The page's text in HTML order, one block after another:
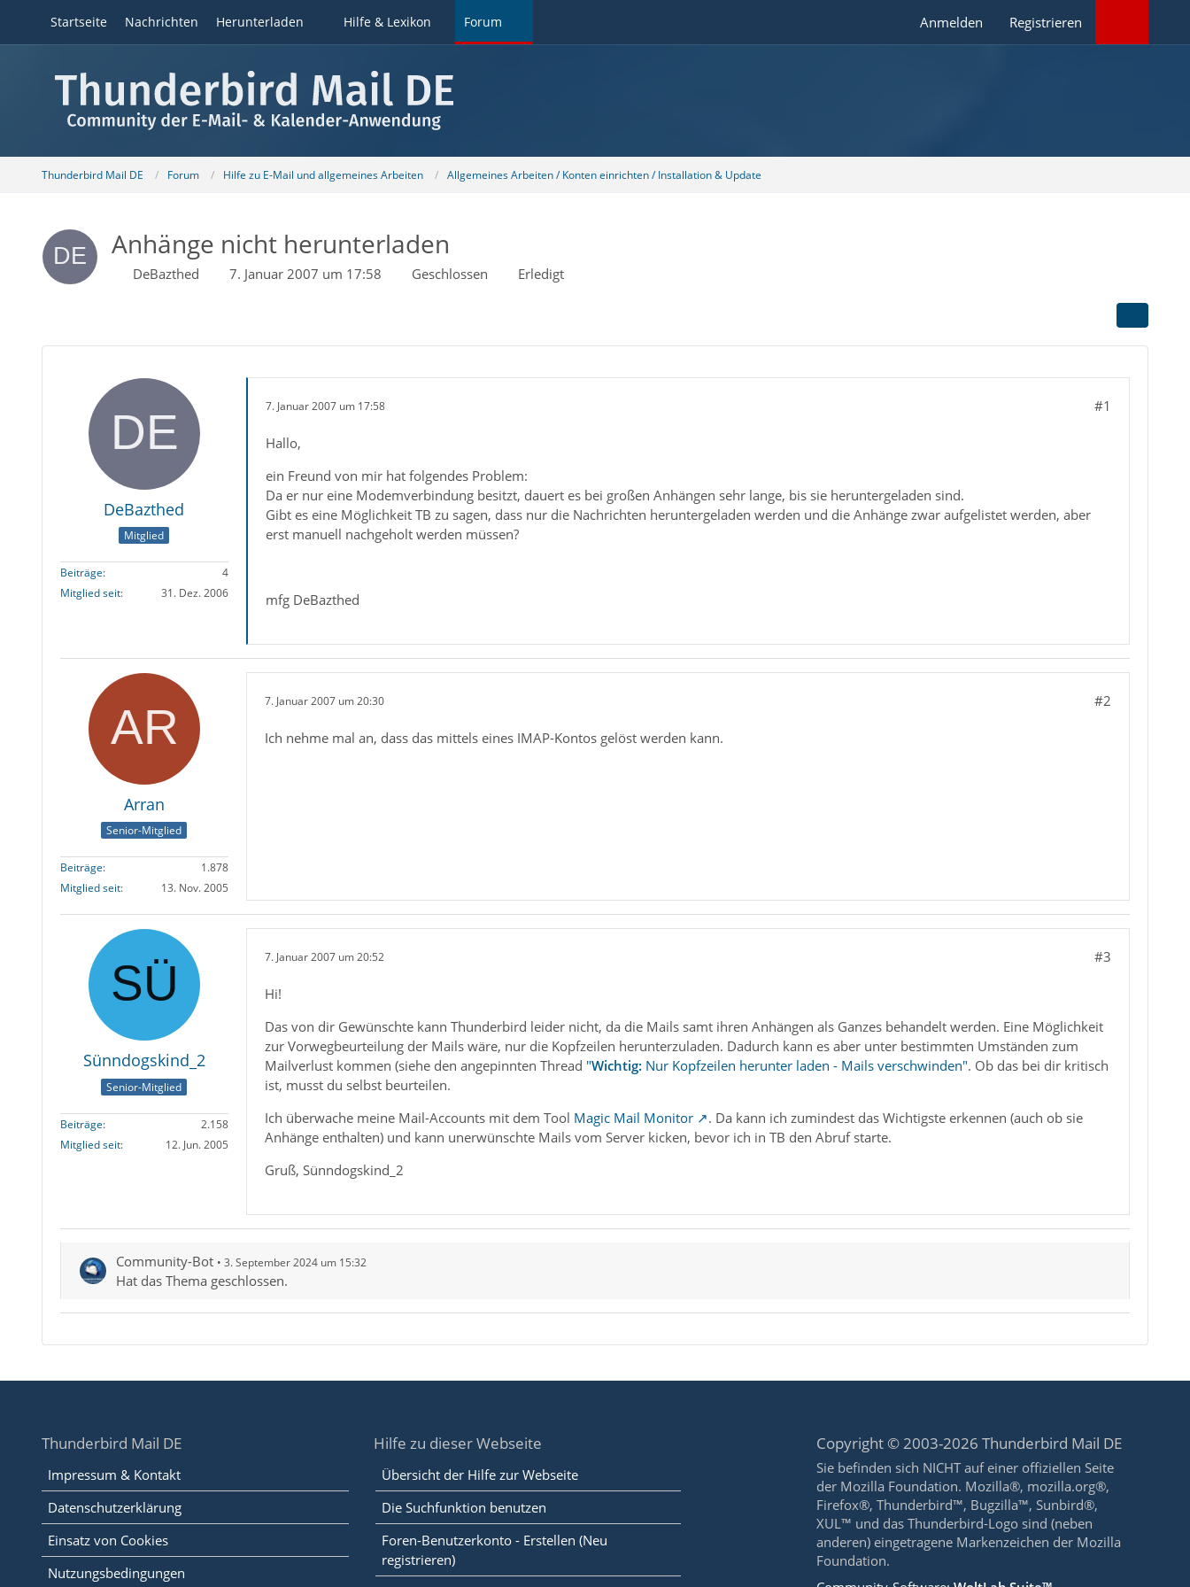
Startseite Nachrichten Herunterladen Hilfe & Lexikon Forum Anmelden Registrieren
Thunderbird Mail DE Forum Hilfe zu E-Mail und allgemeines Arbeiten Allgemeines Arbeiten / Konten einrichten / Installation & Update
Anhänge nicht herunterladen
DeBazthed 7. Januar 2007 um 17:58 Geschlossen Erledigt
DeBazthed
Mitglied
Beiträge
4
Mitglied seit
31. Dez. 2006
7. Januar 2007 um 17:58 #1
Hallo,
ein Freund von mir hat folgendes Problem:
Da er nur eine Modemverbindung besitzt, dauert es bei großen Anhängen sehr lange, bis sie heruntergeladen sind.
Gibt es eine Möglichkeit TB zu sagen, dass nur die Nachrichten heruntergeladen werden und die Anhänge zwar aufgelistet werden, aber
erst manuell nachgeholt werden müssen?
mfg DeBazthed
Arran
Senior-Mitglied
Beiträge
1.878
Mitglied seit
13. Nov. 2005
7. Januar 2007 um 20:30 #2
Ich nehme mal an, dass das mittels eines IMAP-Kontos gelöst werden kann.
Sünndogskind_2
Senior-Mitglied
Beiträge
2.158
Mitglied seit
12. Jun. 2005
7. Januar 2007 um 20:52 #3
Hi!
Das von dir Gewünschte kann Thunderbird leider nicht, da die Mails samt ihren Anhängen als Ganzes behandelt werden. Eine Möglichkeit
zur Vorwegbeurteilung der Mails wäre, nur die Kopfzeilen herunterzuladen. Dadurch kann es aber unter bestimmten Umständen zum
Mailverlust kommen (siehe den angepinnten Thread "Wichtig: Nur Kopfzeilen herunter laden - Mails verschwinden". Ob das bei dir kritisch
ist, musst du selbst beurteilen.
Ich überwache meine Mail-Accounts mit dem Tool Magic Mail Monitor
. Da kann ich zumindest das Wichtigste erkennen (auch ob sie
Anhänge enthalten) und kann unerwünschte Mails vom Server kicken, bevor ich in TB den Abruf starte.
Gruß, Sünndogskind_2
Community-Bot 3. September 2024 um 15:32
Hat das Thema geschlossen.
Thunderbird Mail DE
Impressum & Kontakt
Datenschutzerklärung
Einsatz von Cookies
Nutzungsbedingungen
Hilfe zu dieser Webseite
Übersicht der Hilfe zur Webseite
Die Suchfunktion benutzen
Foren-Benutzerkonto - Erstellen (Neu
registrieren)
Copyright © 2003-2026 Thunderbird Mail DE
Sie befinden sich NICHT auf einer offiziellen Seite
der Mozilla Foundation. Mozilla®, mozilla.org®,
Firefox®, Thunderbird™, Bugzilla™, Sunbird®,
XUL™ und das Thunderbird-Logo sind (neben
anderen) eingetragene Markenzeichen der Mozilla
Foundation.